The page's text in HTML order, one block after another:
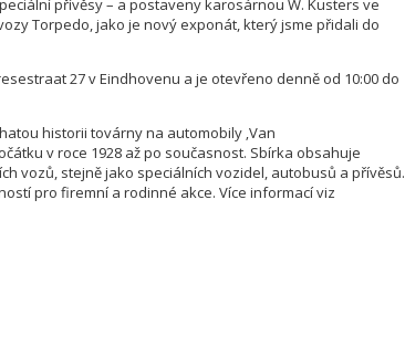
přívěsy – a postaveny karosárnou W. Kusters ve
Torpedo, jako je nový exponát, který jsme přidali do
27 v Eindhovenu a je otevřeno denně od 10:00 do
historii továrny na automobily ‚Van
v roce 1928 až po současnost. Sbírka obsahuje
vozů, stejně jako speciálních vozidel, autobusů a přívěsů.
pro firemní a rodinné akce. Více informací viz